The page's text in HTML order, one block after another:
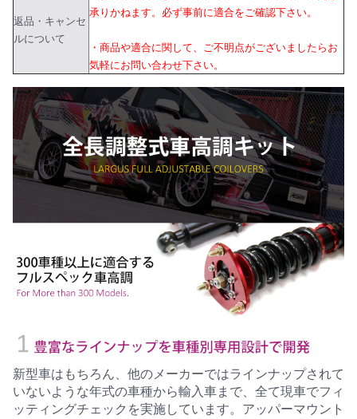
返品・キャンセ
ルについて
承りかねます。必ず事前に適合をご確認下さい。
・商品や適合に関して、ご不明点がございましたらお
気軽にお問い合わせ下さい。
新型車はもちろん、他のメーカーではラインナップされて
いないような年式の車種から輸入車まで、全て現車でフィ
ッティングチェックを実施しています。アッパーマウント